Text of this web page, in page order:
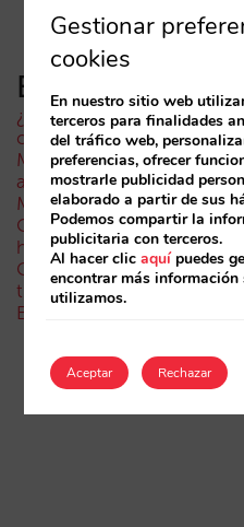
Entradas
¿Puede un Mundial reducir
caso de México durante
Menos campañas, más
actualizar el marketing
Madrid ante la Fórmula 1:
Catalunya y del GP de
hoteles
Cómo aparece un hotel
tres capas de visibilidad
El fin de la era “Book on
Gestionar
cookies
En nuestro sitio web
terceros para finalidades
del tráfico web,
preferencias, ofrecer
mostrarle publicidad
elaborado a partir de sus
Podemos compartir la
publicitaria con terceros.
Al hacer clicaquípuedes
encontrar más información
utilizamos.
Aceptar Rechazar